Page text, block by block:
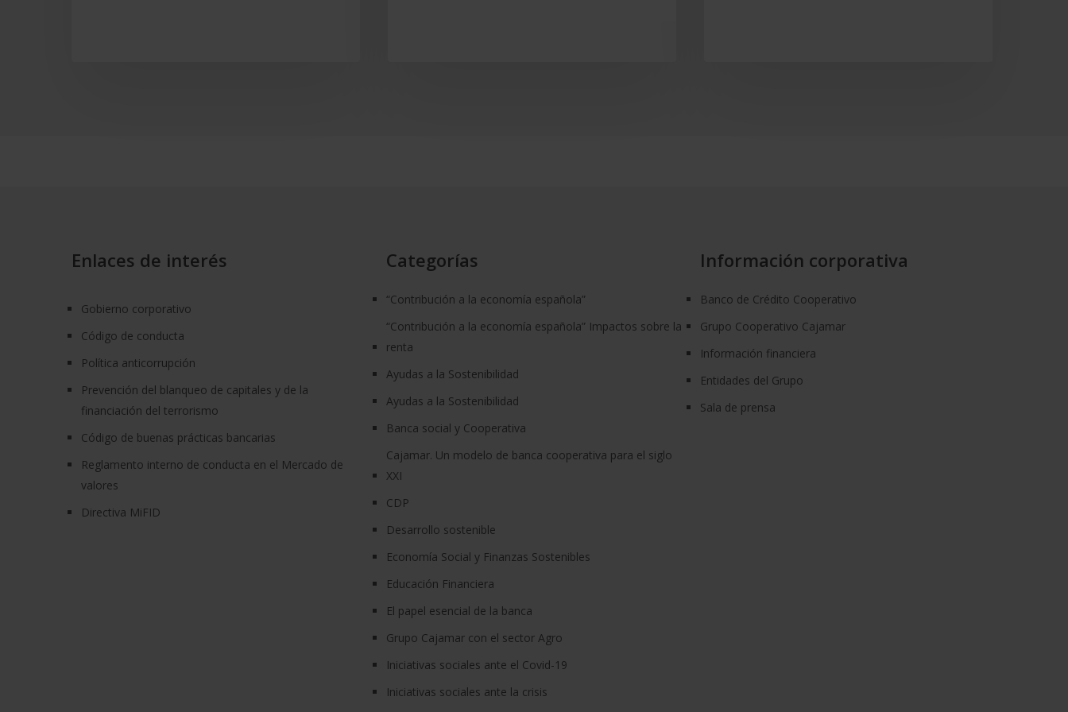
Enlaces de interés
Gobierno corporativo
Código de conducta
Política anticorrupción
Prevención del blanqueo de capitales y de la
financiación del terrorismo
Código de buenas prácticas bancarias
Reglamento interno de conducta en el Mercado de
valores
Directiva MiFID
Categorías
“Contribución a la economía española”
“Contribución a la economía española” Impactos sobre la
renta
Ayudas a la Sostenibilidad
Ayudas a la Sostenibilidad
Banca social y Cooperativa
Cajamar. Un modelo de banca cooperativa para el siglo
XXI
CDP
Desarrollo sostenible
Economía Social y Finanzas Sostenibles
Educación Financiera
El papel esencial de la banca
Grupo Cajamar con el sector Agro
Iniciativas sociales ante el Covid-19
Iniciativas sociales ante la crisis
Información corporativa
Banco de Crédito Cooperativo
Grupo Cooperativo Cajamar
Información financiera
Entidades del Grupo
Sala de prensa